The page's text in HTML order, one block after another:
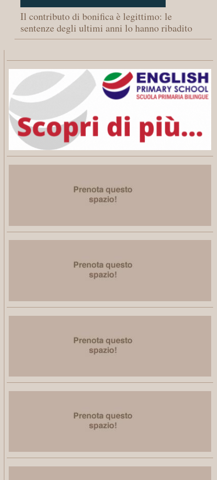
Il contributo di bonifica è legittimo: le
sentenze degli ultimi anni lo hanno ribadito